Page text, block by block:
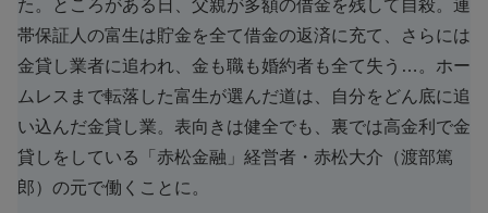
た。ところがある日、父親が多額の借金を残して自殺。連
帯保証人の富生は貯金を全て借金の返済に充て、さらには
金貸し業者に追われ、金も職も婚約者も全て失う…。ホー
ムレスまで転落した富生が選んだ道は、自分をどん底に追
い込んだ金貸し業。表向きは健全でも、裏では高金利で金
貸しをしている「赤松金融」経営者・赤松大介（渡部篤
郎）の元で働くことに。